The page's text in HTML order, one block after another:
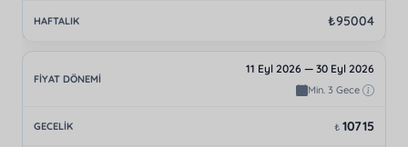
₺95004
11 Eyl 2026 — 30 Eyl 2026
Min. 3 Gece
₺ 10715